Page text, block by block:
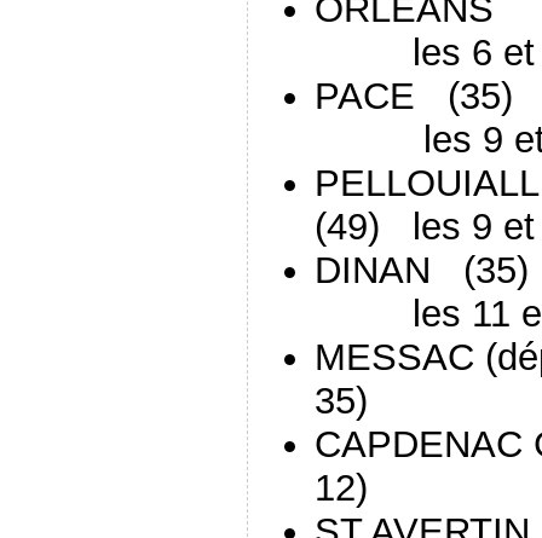
les 6 et 7
les 9 et
(49) les 9 et
les 11 et
MESSAC
35)
CAPDENAC
12) en